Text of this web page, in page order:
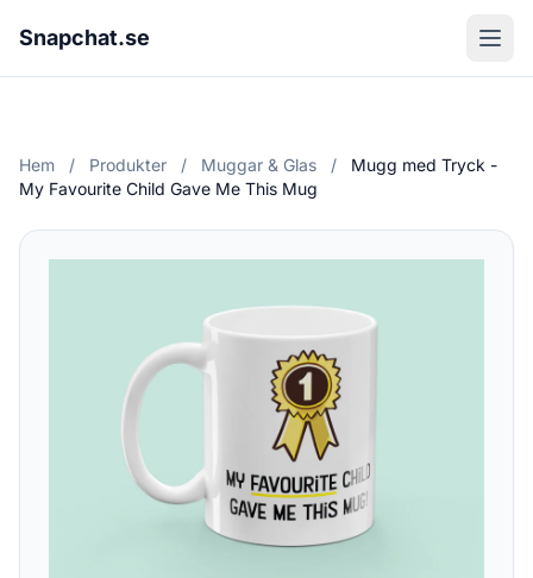
Snapchat.se
Hem / Produkter / Muggar & Glas /
Mugg med Tryck -
My Favourite Child Gave Me This Mug